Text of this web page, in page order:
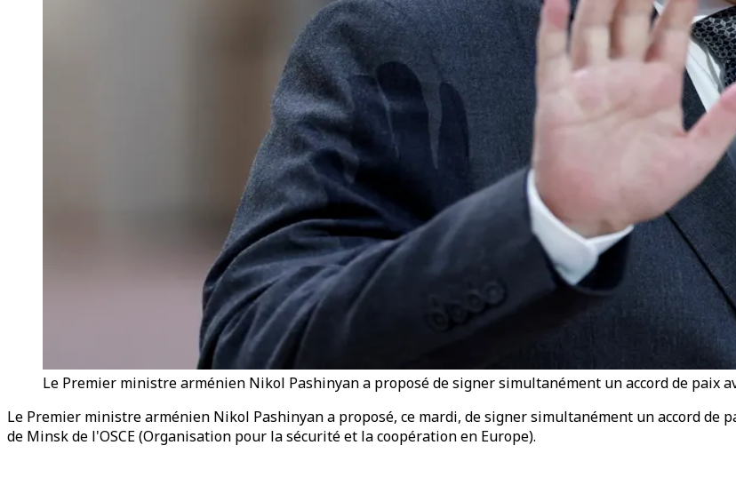
Le Premier ministre arménien Nikol Pashinyan a proposé de signer simultanément un accord de paix
Le Premier ministre arménien Nikol Pashinyan a proposé, ce mardi, de signer simultanément un accord de
de Minsk de l'OSCE (Organisation pour la sécurité et la coopération en Europe).